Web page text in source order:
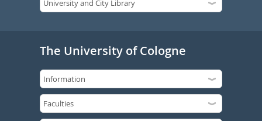
The University of Cologne